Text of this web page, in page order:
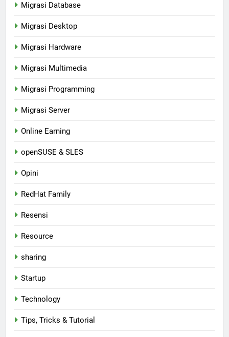
Migrasi Database
Migrasi Desktop
Migrasi Hardware
Migrasi Multimedia
Migrasi Programming
Migrasi Server
Online Earning
openSUSE & SLES
Opini
RedHat Family
Resensi
Resource
sharing
Startup
Technology
Tips, Tricks & Tutorial